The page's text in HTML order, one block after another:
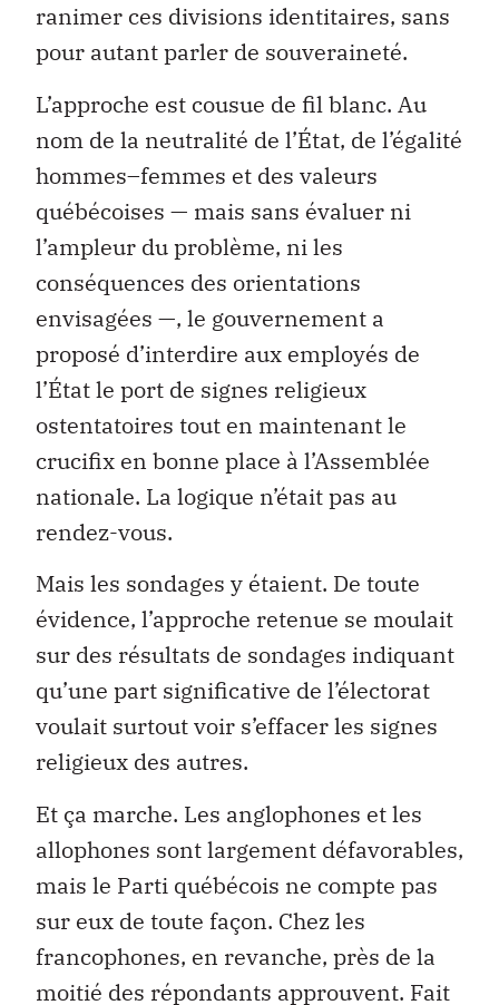
ranimer ces divisions identitaires, sans
pour autant parler de souveraineté.
L’approche est cousue de fil blanc. Au
nom de la neutralité de l’État, de l’égalité
hommes–femmes et des valeurs
québécoises — mais sans évaluer ni
l’ampleur du problème, ni les
conséquences des orientations
envisagées —, le gouvernement a
proposé d’interdire aux employés de
l’État le port de signes religieux
ostentatoires tout en maintenant le
crucifix en bonne place à l’Assemblée
nationale. La logique n’était pas au
rendez-vous.
Mais les sondages y étaient. De toute
évidence, l’approche retenue se moulait
sur des résultats de sondages indiquant
qu’une part significative de l’électorat
voulait surtout voir s’effacer les signes
religieux des autres.
Et ça marche. Les anglophones et les
allophones sont largement défavorables,
mais le Parti québécois ne compte pas
sur eux de toute façon. Chez les
francophones, en revanche, près de la
moitié des répondants approuvent. Fait